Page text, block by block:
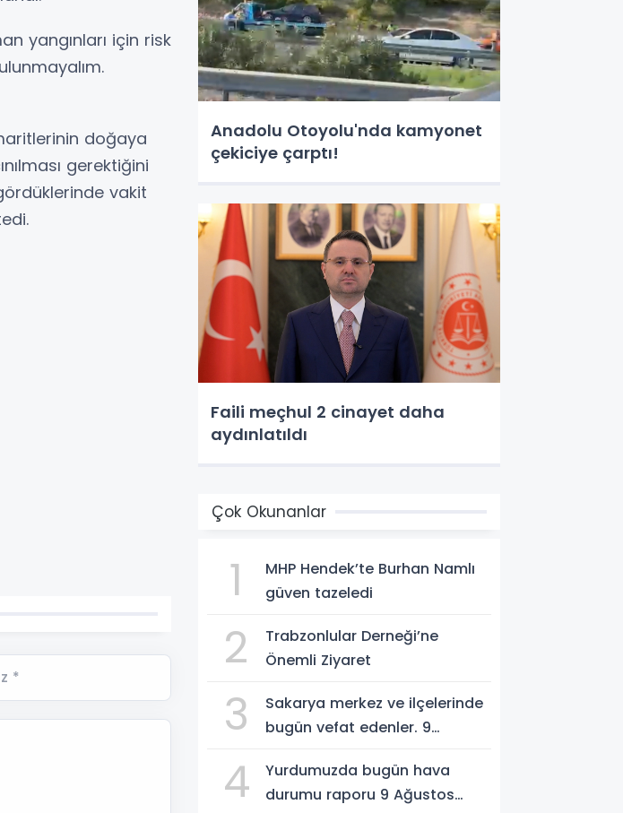
yangınları için risk
doğaya
gerektiğini
vakit
*
Anadolu Otoyolu'nda kamyonet
çekiciye çarptı!
Faili meçhul 2 cinayet daha
aydınlatıldı
Çok Okunanlar
1
MHP Hendek’te Burhan Namlı
güven tazeledi
2
Trabzonlular Derneği’ne
Önemli Ziyaret
3
Sakarya merkez ve ilçelerinde
bugün vefat edenler. 9
4
Yurdumuzda bugün hava
durumu raporu 9 Ağustos